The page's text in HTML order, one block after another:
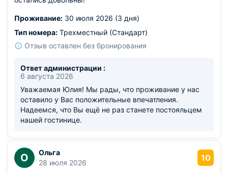
Проживание: 30 июля 2026 (3 дня)
Тип номера: Трехместный (Стандарт)
Отзыв оставлен без бронирования
Ответ администрации :
6 августа 2026
Уважаемая Юлия! Мы рады, что проживание у нас
оставило у Вас положительные впечатления.
Надеемся, что Вы ещё не раз станете постояльцем
нашей гостинице.
О
Ольга
28 июля 2026
10